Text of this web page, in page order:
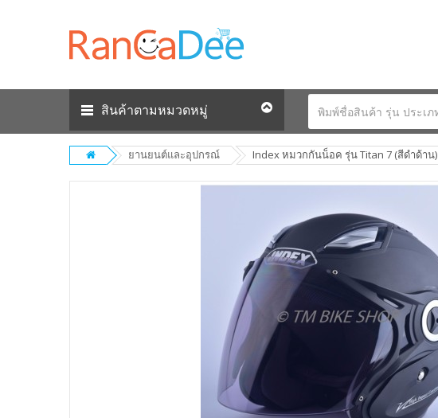
สินค้าตามหมวดหมู่
ยานยนต์และอุปกรณ์ Index หมวกกันน็อค รุ่น Titan 7 (สีดำด้าน)